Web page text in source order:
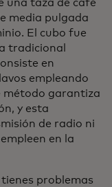
una taza de café
media pulgada
El cubo fue
tradicional
en
empleando
método garantiza
y esta
de radio ni
en la
problemas